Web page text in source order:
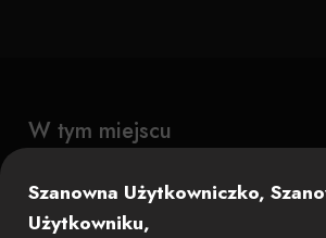
W tym miejscu
Szanowna Użytkowniczko,
Użytkowniku,